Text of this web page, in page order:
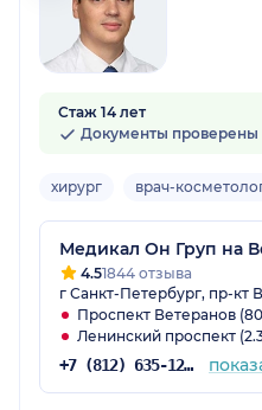
Стаж 14 лет
Документы проверены
хирург врач-
Медикал Он Груп на
4.51844 отзыва
г Санкт-Петербург, пр-кт
Проспект Ветеранов
Ленинский проспект
+7 (812) 635-12-29